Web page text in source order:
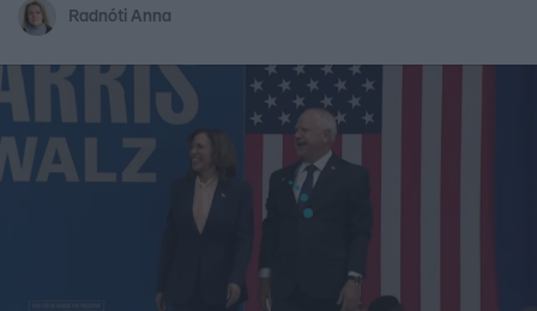
Radnóti Anna